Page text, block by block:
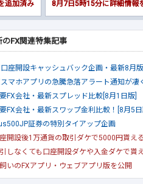
追加済み
8月7日5時15分に詳細情報
のFX関連特集記事
口座開設キャッシュバック企画・最新8月版
スマホアプリの急騰急落アラート通知が凄
FX会社・最新スプレッド比較[8月1日版]
FX会社・最新スワップ金利比較！[8月5日
証券の特別タイアップ企画
開設後1万通貨の取引ダケで5000円貰え
しなくても口座開設ダケや入金ダケで貰
いのFXアプリ・ウェブアプリ版を公開